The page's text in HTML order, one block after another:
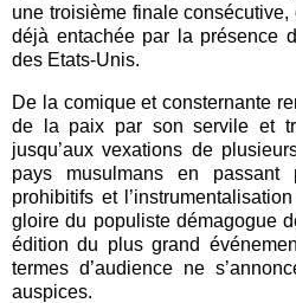
une troisième finale
déjà entachée par la présence
des Etats-Unis.
De la comique et consternante
de la paix par son servile et
jusqu’aux vexations de
pays musulmans en
prohibitifs et
gloire du populiste démagogue
édition du plus grand
termes d’audience ne
auspices.